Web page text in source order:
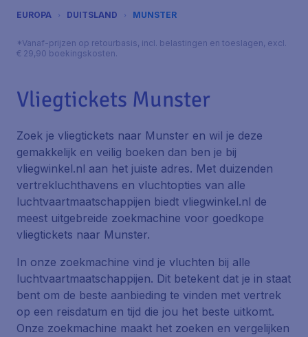
EUROPA DUITSLAND MUNSTER
*Vanaf-prijzen op retourbasis, incl. belastingen en toeslagen, excl.
€ 29,90 boekingskosten.
Vliegtickets Munster
Zoek je vliegtickets naar Munster en wil je deze
gemakkelijk en veilig boeken dan ben je bij
vliegwinkel.nl aan het juiste adres. Met duizenden
vertrekluchthavens en vluchtopties van alle
luchtvaartmaatschappijen biedt vliegwinkel.nl de
meest uitgebreide zoekmachine voor goedkope
vliegtickets naar Munster.
In onze zoekmachine vind je vluchten bij alle
luchtvaartmaatschappijen. Dit betekent dat je in staat
bent om de beste aanbieding te vinden met vertrek
op een reisdatum en tijd die jou het beste uitkomt.
Onze zoekmachine maakt het zoeken en vergelijken